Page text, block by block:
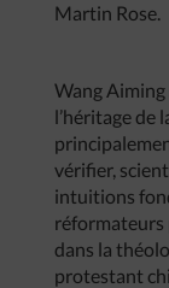
Martin Rose.
Wang
l’héritage de
vérifier,
intuitions
réformateurs
dans la
protestant